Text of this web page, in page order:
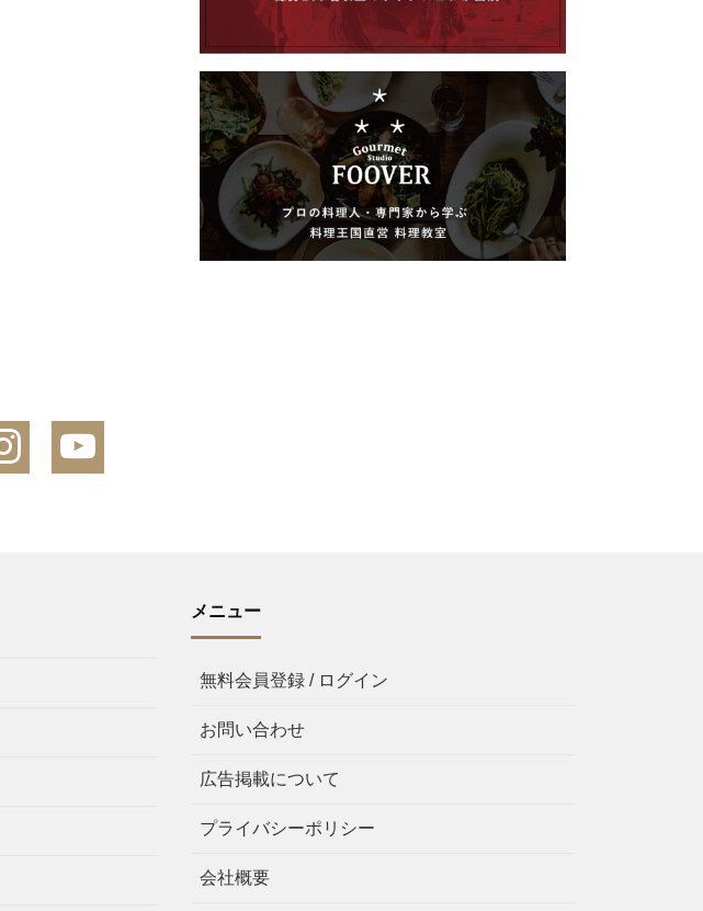
メニュー
無料会員登録 / ログイン
お問い合わせ
広告掲載について
プライバシーポリシー
会社概要